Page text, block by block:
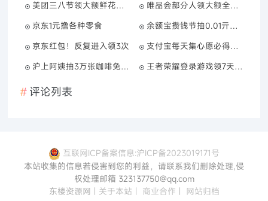
美团三八节领大额鲜花神券
唯品会部分人领大额全品类券
京东1元撸各种零食
余额宝攒钱节抽0.01亓柠檬水
京东红包！反复进入领3次
支付宝每天集心愿必得大红包
沪上阿姨抽3万张咖啡免单券
王者荣耀登录游戏领7天绿钻
评论列表
互联网ICP备案信息:沪ICP备2023019171号
本站收集的信息若侵害到您的利益，请联系我们删除处理,侵
权处理邮箱 323137750@qq.com
东楼资源网
关于本站 商业合作 网站归档